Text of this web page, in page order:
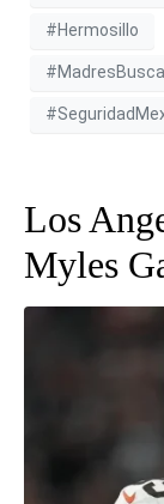
#Hermosillo
Los
Myles